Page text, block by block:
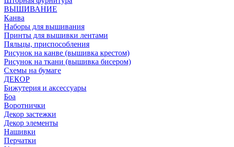
ВЫШИВАНИЕ
Канва
Наборы для вышивания
Принты для вышивки лентами
Пяльцы, приспособления
Рисунок на канве (вышивка крестом)
Рисунок на ткани (вышивка бисером)
Схемы на бумаге
ДЕКОР
Бижутерия и аксессуары
Боа
Воротнички
Декор застежки
Декор элементы
Нашивки
Перчатки